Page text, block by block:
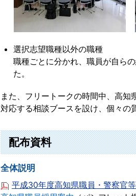
選択志望職種以外の職種
職種ごとに分かれ、職員が自ら
た。
また、フリートークの時間中、高
対応する相談ブースを設け、個々の
配布資料
全体説明
平成30年度高知県職員・警察官